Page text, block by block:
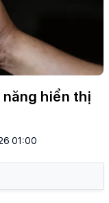
hiển thị
01:00